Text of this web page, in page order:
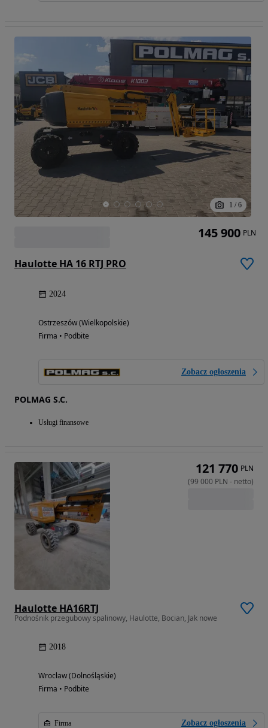
1 / 6
Haulotte HA 16 RTJ PRO
2024
Ostrzeszów (Wielkopolskie)
Firma • Podbite
Zobacz ogłoszenia
POLMAG S.C.
Usługi finansowe
145 900 PLN
Haulotte HA16RTJ
Podnośnik przegubowy spalinowy, Haulotte, Bocian, Jak nowe
2018
Wrocław (Dolnośląskie)
Firma • Podbite
Firma Zobacz ogłoszenia
121 770 PLN
(99 000 PLN - netto)